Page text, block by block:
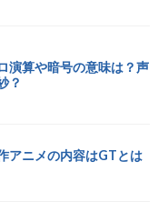
演算や暗号の意味は？声
？
アニメの内容はGTとは